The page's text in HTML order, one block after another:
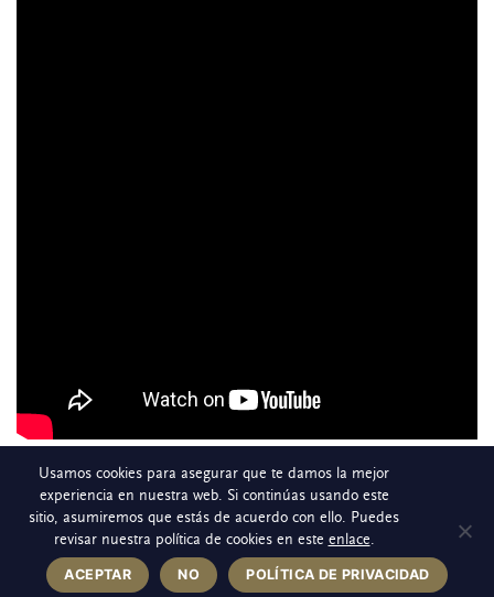
Usamos cookies para asegurar que te damos la mejor
experiencia en nuestra web. Si continúas usando este
sitio, asumiremos que estás de acuerdo con ello. Puedes
revisar nuestra política de cookies en este enlace.
ACEPTAR NO POLÍTICA DE PRIVACIDAD